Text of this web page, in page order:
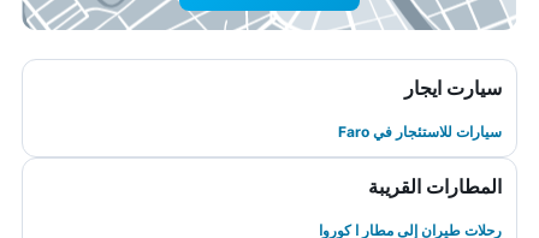
سيارت ايجار
سيارات للاستئجار في Faro
المطارات القريبة
رحلات طيران إلى مطار ا كوروا